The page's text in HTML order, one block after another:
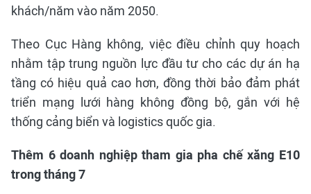
khách/năm vào năm 2050.
Theo Cục Hàng không, việc điều chỉnh quy hoạch
nhằm tập trung nguồn lực đầu tư cho các dự án hạ
tầng có hiệu quả cao hơn, đồng thời bảo đảm phát
triển mạng lưới hàng không đồng bộ, gắn với hệ
thống cảng biển và logistics quốc gia.
Thêm 6 doanh nghiệp tham gia pha chế xăng E10
trong tháng 7